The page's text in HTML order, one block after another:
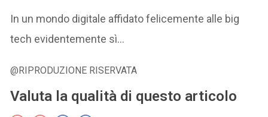
In un mondo digitale affidato felicemente alle big
tech evidentemente sì…
@RIPRODUZIONE RISERVATA
Valuta la qualità di questo articolo